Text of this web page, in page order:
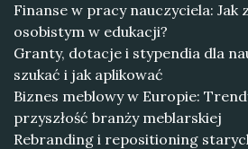
Finanse w pracy nauczyciela: Jak
osobistym w edukacji?
Granty, dotacje i stypendia dla
szukać i jak aplikować
Biznes meblowy w Europie:
przyszłość branży meblarskiej
Rebranding i repositioning